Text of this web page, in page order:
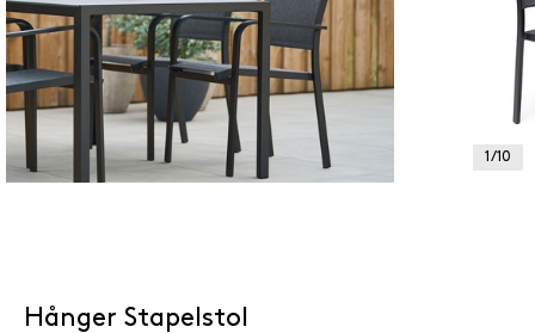
1 / 10
Hånger Stapelstol